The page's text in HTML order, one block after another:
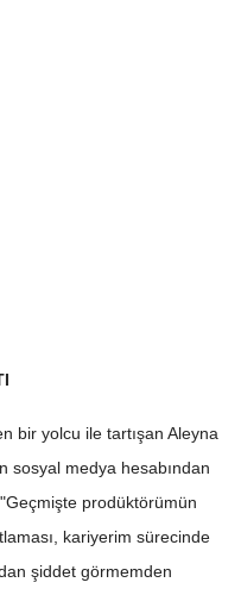
bir yolcu ile tartışan Aleyna
sosyal medya hesabından
prodüktörümün
kariyerim sürecinde
şiddet görmemden